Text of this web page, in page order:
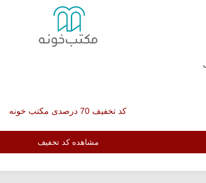
کد تخفیف 70 درصدی مکتب خونه
مشاهده کد تخفیف